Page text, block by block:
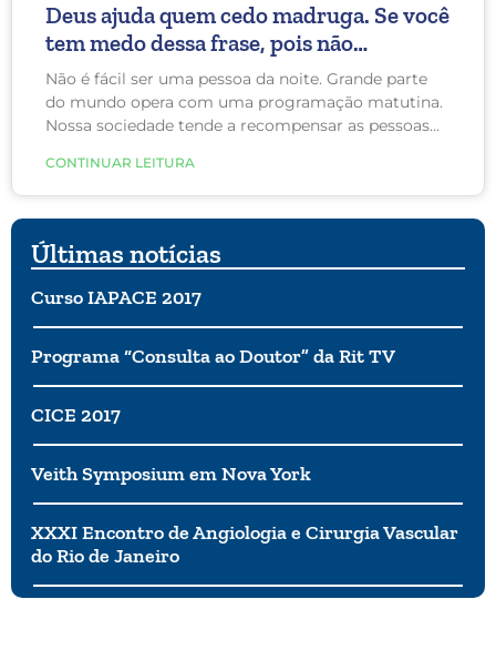
Deus ajuda quem cedo madruga. Se você
tem medo dessa frase, pois não
consegue acordar cedo, este post é para
você!
Não é fácil ser uma pessoa da noite. Grande parte
do mundo opera com uma programação matutina.
Nossa sociedade tende a recompensar as pessoas
CONTINUAR LEITURA
Últimas notícias
Curso IAPACE 2017
Programa “Consulta ao Doutor” da Rit TV
CICE 2017
Veith Symposium em Nova York
XXXI Encontro de Angiologia e Cirurgia Vascular
do Rio de Janeiro